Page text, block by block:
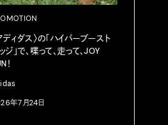
ディダス〉の「ハイパーブースト
ジ」で、喋って、走って、JOY
！
年7月24日